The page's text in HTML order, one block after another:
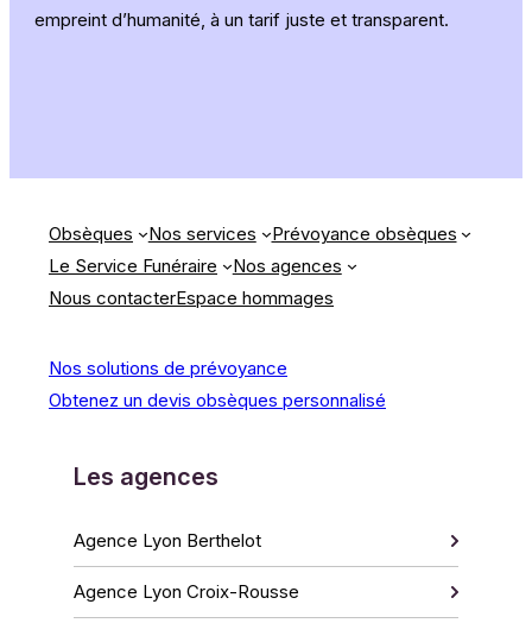
empreint d’humanité, à un tarif juste et transparent.
Obsèques Nos services
Prévoyance obsèques
Le Service Funéraire
Nos agences
Nous contacterEspace hommages
Nos solutions de prévoyance
Obtenez un devis obsèques personnalisé
Les agences
Agence Lyon Berthelot
Agence Lyon Croix-Rousse